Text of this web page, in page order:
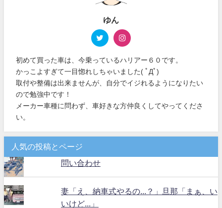
ゆん
初めて買った車は、今乗っているハリアー６０です。
かっこよすぎて一目惚れしちゃいました( ﾟДﾟ)
取付や整備は出来ませんが、自分でイジれるようになりたい
ので勉強中です！
メーカー車種に問わず、車好きな方仲良くしてやってくださ
い。
人気の投稿とページ
問い合わせ
妻「え、納車式やるの...？」旦那「まぁ、い
いけど...」